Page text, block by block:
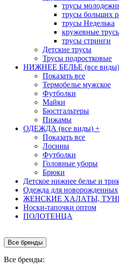
трусы
трусы больших
трусы Неделька
кружевные
трусы стринги
Детские трусы
Трусы подростковые
НИЖНЕЕ БЕЛЬЕ (все виды)
Показать все
Термобелье мужское
Футболки
Майки
Бюстгальтеры
Пижамы
ОДЕЖДА (все виды) +
Показать все
Лосины
Футболки
Головные уборы
Брюки
Детское нижнее белье и
Одежда для новорожденных
ЖЕНСКИЕ ХАЛАТЫ,
Носки-тапочки оптом
ПОЛОТЕНЦА
Все бренды
Все бренды: